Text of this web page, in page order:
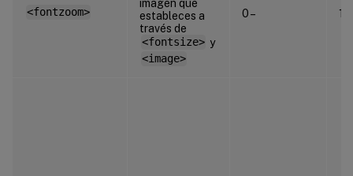
<fontzoom>
imagen que
estableces a
través de
<fontsize> y
<image>
0 –